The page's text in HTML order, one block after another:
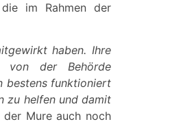
im Rahmen der
haben. Ihre
von der Behörde
bestens funktioniert
zu helfen und damit
Mure auch noch